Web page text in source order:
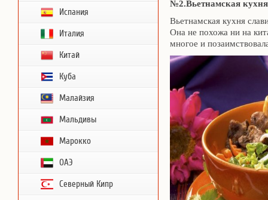
Испания
Италия
Китай
Куба
Малайзия
Мальдивы
Марокко
ОАЭ
Северный Кипр
№2.Вьетнамская
Вьетнамская кухня
Она не похожа ни на
многое и